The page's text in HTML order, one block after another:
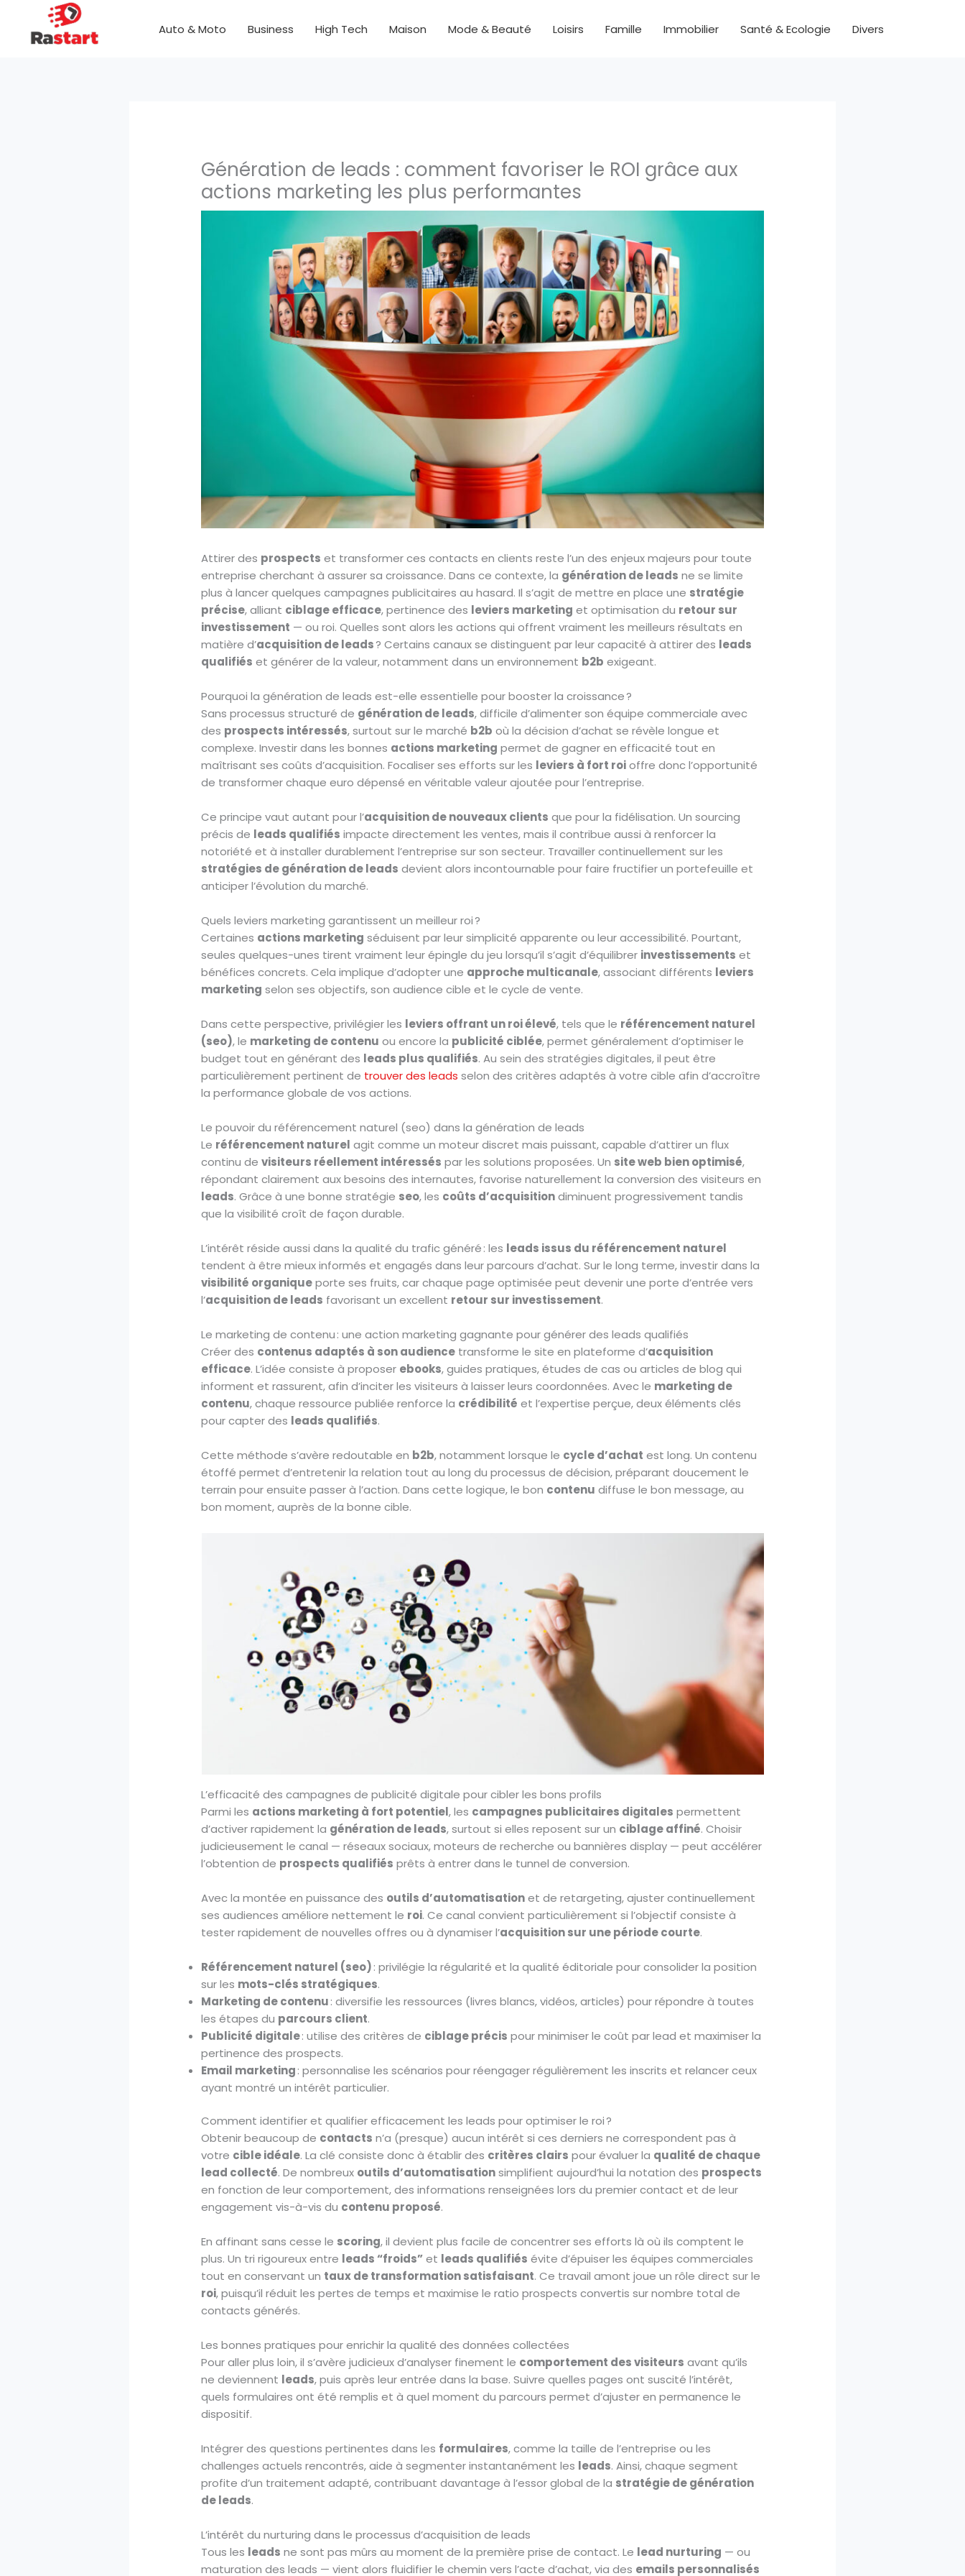
contenu
Auto & Moto Business High Tech Maison Mode & Beauté Loisirs Famille Immobilier Santé & Ecologie Divers
Génération de leads : comment favoriser le ROI grâce aux
actions marketing les plus performantes
Attirer des prospects et transformer ces contacts en clients reste l’un des enjeux majeurs pour toute
entreprise cherchant à assurer sa croissance. Dans ce contexte, la génération de leads ne se limite
plus à lancer quelques campagnes publicitaires au hasard. Il s’agit de mettre en place une stratégie
précise, alliant ciblage efficace, pertinence des leviers marketing et optimisation du retour sur
investissement — ou roi. Quelles sont alors les actions qui offrent vraiment les meilleurs résultats en
matière d’acquisition de leads? Certains canaux se distinguent par leur capacité à attirer des leads
qualifiés et générer de la valeur, notamment dans un environnement b2b exigeant.
Pourquoi la génération de leads est-elle essentielle pour booster la croissance ?
Sans processus structuré de génération de leads, difficile d’alimenter son équipe commerciale avec
des prospects intéressés, surtout sur le marché b2b où la décision d’achat se révèle longue et
complexe. Investir dans les bonnes actions marketing permet de gagner en efficacité tout en
maîtrisant ses coûts d’acquisition. Focaliser ses efforts sur les leviers à fort roioffre donc l’opportunité
de transformer chaque euro dépensé en véritable valeur ajoutée pour l’entreprise.
Ce principe vaut autant pour l’acquisition de nouveaux clients que pour la fidélisation. Un sourcing
précis de leads qualifiés impacte directement les ventes, mais il contribue aussi à renforcer la
notoriété et à installer durablement l’entreprise sur son secteur. Travailler continuellement sur les
stratégies de génération de leads devient alors incontournable pour faire fructifier un portefeuille et
anticiper l’évolution du marché.
Quels leviers marketing garantissent un meilleur roi ?
Certaines actions marketing séduisent par leur simplicité apparente ou leur accessibilité. Pourtant,
seules quelques-unes tirent vraiment leur épingle du jeu lorsqu’il s’agit d’équilibrer investissements et
bénéfices concrets. Cela implique d’adopter une approche multicanale, associant différents leviers
marketing selon ses objectifs, son audience cible et le cycle de vente.
Dans cette perspective, privilégier les leviers offrant un roi élevé, tels que le référencement naturel
(seo), le marketing de contenu ou encore la publicité ciblée, permet généralement d’optimiser le
budget tout en générant des leads plus qualifiés. Au sein des stratégies digitales, il peut être
particulièrement pertinent de trouver des leads selon des critères adaptés à votre cible afin d’accroître
la performance globale de vos actions.
Le pouvoir du référencement naturel (seo) dans la génération de leads
Le référencement naturel agit comme un moteur discret mais puissant, capable d’attirer un flux
continu devisiteurs réellement intéressés par les solutions proposées. Un site web bien optimisé,
répondant clairement aux besoins des internautes, favorise naturellement la conversion des visiteurs en
leads. Grâce à une bonne stratégie seo, les coûts d’acquisitiondiminuent progressivement tandis
que la visibilité croît de façon durable.
L’intérêt réside aussi dans la qualité du trafic généré : les leads issus du référencement naturel
tendent à être mieux informés et engagés dans leur parcours d’achat. Sur le long terme, investir dans la
visibilité organiqueporte ses fruits, car chaque page optimisée peut devenir une porte d’entrée vers
l’acquisition de leads favorisant un excellent retour sur investissement.
Le marketing de contenu : une action marketing gagnante pour générer des leads qualifiés
Créer des contenus adaptés à son audience transforme le site en plateforme d’acquisition
efficace. L’idée consiste à proposer ebooks, guides pratiques, études de cas ou articles de blog qui
informent et rassurent, afin d’inciter les visiteurs à laisser leurs coordonnées. Avec le marketing de
contenu, chaque ressource publiée renforce la crédibilité et l’expertise perçue, deux éléments clés
pour capter des leads qualifiés.
Cette méthode s’avère redoutable en b2b, notamment lorsque le cycle d’achat est long. Un contenu
étoffé permet d’entretenir la relation tout au long du processus de décision, préparant doucement le
terrain pour ensuite passer à l’action. Dans cette logique, le bon contenu diffuse le bon message, au
bon moment, auprès de la bonne cible.
L’efficacité des campagnes de publicité digitale pour cibler les bons profils
Parmi les actions marketing à fort potentiel, les campagnes publicitaires digitales permettent
d’activer rapidement la génération de leads, surtout si elles reposent sur un ciblage affiné. Choisir
judicieusement le canal — réseaux sociaux, moteurs de recherche ou bannières display — peut accélérer
l’obtention de prospects qualifiés prêts à entrer dans le tunnel de conversion.
Avec la montée en puissance des outils d’automatisationet de retargeting, ajuster continuellement
ses audiences améliore nettement le roi. Ce canal convient particulièrement si l’objectif consiste à
tester rapidement de nouvelles offres ou à dynamiser l’acquisition sur une période courte.
Référencement naturel (seo): privilégie la régularité et la qualité éditoriale pour consolider la position
sur les mots-clés stratégiques.
Marketing de contenu: diversifie les ressources (livres blancs, vidéos, articles) pour répondre à toutes
les étapes du parcours client.
Publicité digitale: utilise des critères de ciblage précis pour minimiser le coût par lead et maximiser la
pertinence des prospects.
Email marketing: personnalise les scénarios pour réengager régulièrement les inscrits et relancer ceux
ayant montré un intérêt particulier.
Comment identifier et qualifier efficacement les leads pour optimiser le roi ?
Obtenir beaucoup de contacts n’a (presque) aucun intérêt si ces derniers ne correspondent pas à
votre cible idéale. La clé consiste donc à établir des critères clairs pour évaluer la qualité de chaque
lead collecté. De nombreux outils d’automatisationsimplifient aujourd’hui la notation des prospects
en fonction de leur comportement, des informations renseignées lors du premier contact et de leur
engagement vis-à-vis du contenu proposé.
En affinant sans cesse le scoring, il devient plus facile de concentrer ses efforts là où ils comptent le
plus. Un tri rigoureux entre leads “froids”et leads qualifiés évite d’épuiser les équipes commerciales
tout en conservant un taux de transformation satisfaisant. Ce travail amont joue un rôle direct sur le
roi, puisqu’il réduit les pertes de temps et maximise le ratio prospects convertis sur nombre total de
contacts générés.
Les bonnes pratiques pour enrichir la qualité des données collectées
Pour aller plus loin, il s’avère judicieux d’analyser finement le comportement des visiteurs avant qu’ils
ne deviennent leads, puis après leur entrée dans la base. Suivre quelles pages ont suscité l’intérêt,
quels formulaires ont été remplis et à quel moment du parcours permet d’ajuster en permanence le
dispositif.
Intégrer des questions pertinentes dans les formulaires, comme la taille de l’entreprise ou les
challenges actuels rencontrés, aide à segmenter instantanément les leads. Ainsi, chaque segment
profite d’un traitement adapté, contribuant davantage à l’essor global de la stratégie de génération
de leads.
L’intérêt du nurturing dans le processus d’acquisition de leads
Tous les leads ne sont pas mûrs au moment de la première prise de contact. Le lead nurturing — ou
maturation des leads — vient alors fluidifier le chemin vers l’acte d’achat, via des emails personnalisés